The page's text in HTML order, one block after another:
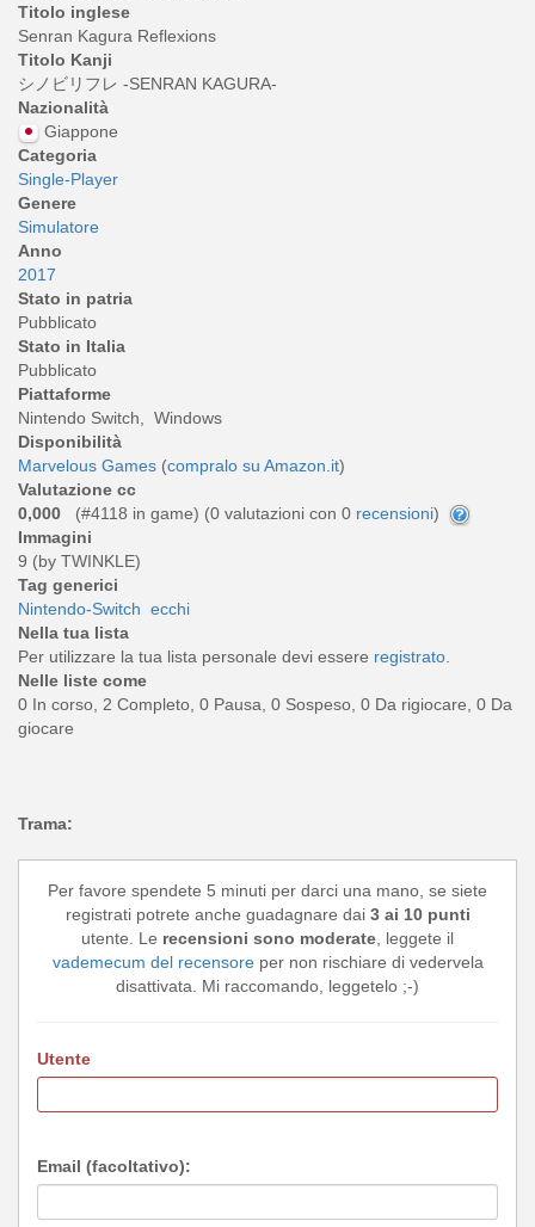
Titolo inglese
Senran Kagura Reflexions
Titolo Kanji
シノビリフレ -SENRAN KAGURA-
Nazionalità
Giappone
Categoria
Single-Player
Genere
Simulatore
Anno
2017
Stato in patria
Pubblicato
Stato in Italia
Pubblicato
Piattaforme
Nintendo Switch, Windows
Disponibilità
Marvelous Games (compralo su Amazon.it)
Valutazione cc
0,000
(#4118 in game) (0 valutazioni con 0 recensioni)
Immagini
9 (by TWINKLE)
Tag generici
Nintendo-Switch ecchi
Nella tua lista
Per utilizzare la tua lista personale devi essere registrato.
Nelle liste come
0 In corso, 2 Completo, 0 Pausa, 0 Sospeso, 0 Da rigiocare, 0 Da
giocare
Trama:
Per favore spendete 5 minuti per darci una mano, se siete
registrati potrete anche guadagnare dai 3 ai 10 punti
utente. Le recensioni sono moderate, leggete il
vademecum del recensoreper non rischiare di vedervela
disattivata. Mi raccomando, leggetelo ;-)
Utente
Email (facoltativo):